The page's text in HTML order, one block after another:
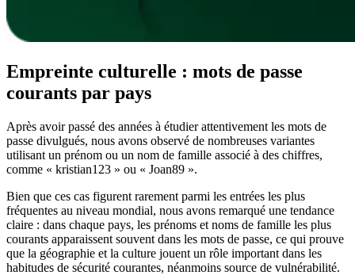
Empreinte culturelle : mots de passe
courants par pays
Après avoir passé des années à étudier attentivement les mots de
passe divulgués, nous avons observé de nombreuses variantes
utilisant un prénom ou un nom de famille associé à des chiffres,
comme « kristian123 » ou « Joan89 ».
Bien que ces cas figurent rarement parmi les entrées les plus
fréquentes au niveau mondial, nous avons remarqué une tendance
claire : dans chaque pays, les prénoms et noms de famille les plus
courants apparaissent souvent dans les mots de passe, ce qui prouve
que la géographie et la culture jouent un rôle important dans les
habitudes de sécurité courantes, néanmoins source de vulnérabilité.